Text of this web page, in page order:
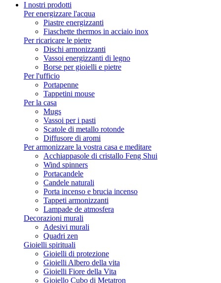
I nostri prodotti
Per energizzare l'acqua
Piastre energizzanti
Fiaschette thermos in acciaio inox
Per ricaricare le pietre
Dischi armonizzanti
Vassoi energizzanti di legno
Borse per gioielli e pietre
Per l'ufficio
Portapenne
Tappetini mouse
Per la casa
Mugs
Vassoi per i pasti
Scatole di metallo rotonde
Diffusore di aromi
Per armonizzare la vostra casa e meditare
Acchiappasole di cristallo Feng Shui
Wind spinners
Portacandele
Candele naturali
Porta incenso e brucia incenso
Tappeti armonizzanti
Lampade de atmosfera
Decorazioni murali
Adesivi murali
Quadri zen
Gioielli spirituali
Gioielli di protezione
Gioielli Albero della vita
Gioielli Fiore della Vita
Gioiello Cubo di Metatron